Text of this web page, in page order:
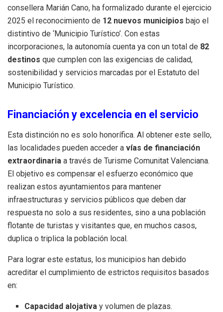
consellera Marián Cano, ha formalizado durante el ejercicio
2025 el reconocimiento de 12 nuevos municipios bajo el
distintivo de ‘Municipio Turístico’. Con estas
incorporaciones, la autonomía cuenta ya con un total de 82
destinos que cumplen con las exigencias de calidad,
sostenibilidad y servicios marcadas por el Estatuto del
Municipio Turístico.
Financiación y excelencia en el servicio
Esta distinción no es solo honorífica. Al obtener este sello,
las localidades pueden acceder a vías de financiación
extraordinaria a través de Turisme Comunitat Valenciana.
El objetivo es compensar el esfuerzo económico que
realizan estos ayuntamientos para mantener
infraestructuras y servicios públicos que deben dar
respuesta no solo a sus residentes, sino a una población
flotante de turistas y visitantes que, en muchos casos,
duplica o triplica la población local.
Para lograr este estatus, los municipios han debido
acreditar el cumplimiento de estrictos requisitos basados
en:
Capacidad alojativa y volumen de plazas.